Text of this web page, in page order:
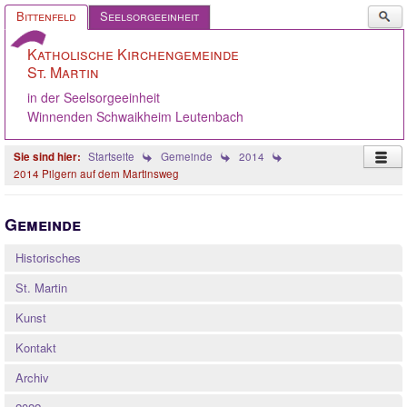
Bittenfeld Seelsorgeeinheit
...
Katholische Kirchengemeinde
St. Martin
in der Seelsorgeeinheit
Winnenden Schwaikheim Leutenbach
Startseite Gemeinde
2014
2014 Pilgern auf dem Martinsweg
Ökumene
Gelebter Glaube
Gemeinde
Historisches
St. Martin
Kunst
Kontakt
Archiv